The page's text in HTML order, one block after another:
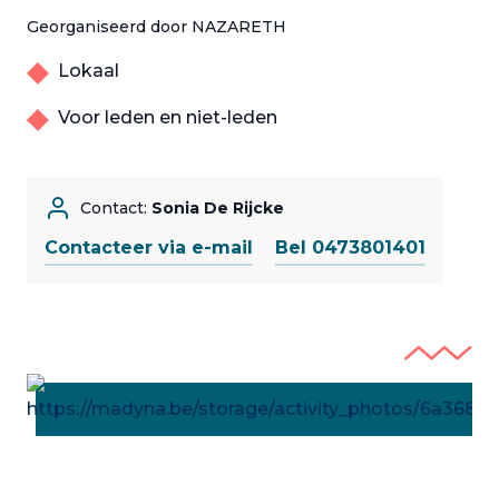
Georganiseerd door NAZARETH
Lokaal
Voor leden en niet-leden
Contact: Sonia De Rijcke
Contacteer via e-mail Bel 0473801401